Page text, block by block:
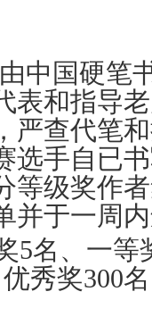
中国硬笔
表和指导
严查代笔
选手自已
等级奖作
并于一周
5名、一等
秀奖300